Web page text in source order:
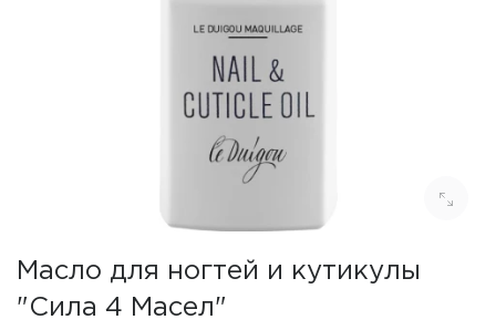
Масло для ногтей и кутикулы
"Сила 4 Масел"